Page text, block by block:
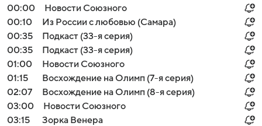
00:00
Новости Союзного
00:10
Из России с любовью (Самара)
00:35
Подкаст (33-я серия)
00:35
Подкаст (33-я серия)
01:00
Новости Союзного
01:15
Восхождение на Олимп (7-я серия)
02:07
Восхождение на Олимп (8-я серия)
03:00
Новости Союзного
03:15
Зорка Венера